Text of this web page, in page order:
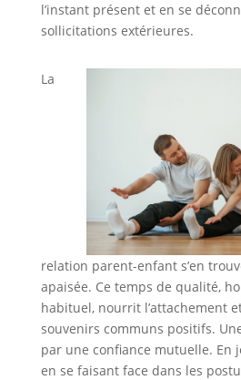
l’instant présent et en se
sollicitations extérieures.
La
relation parent-enfant s’en
apaisée. Ce temps de qualité,
habituel, nourrit l’attachement
souvenirs communs positifs.
par une confiance mutuelle. En
en se faisant face dans les